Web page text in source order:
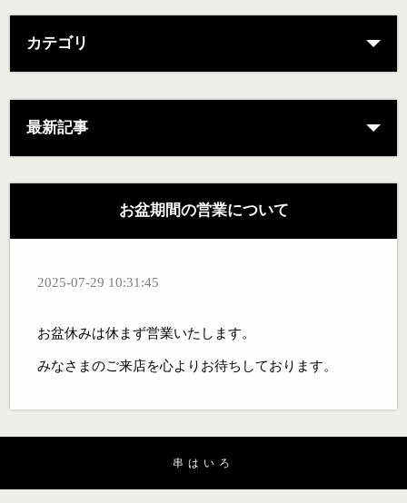
カテゴリ
最新記事
お盆期間の営業について
2025-07-29 10:31:45
お盆休みは休まず営業いたします。
みなさまのご来店を心よりお待ちしております。
串はいろ